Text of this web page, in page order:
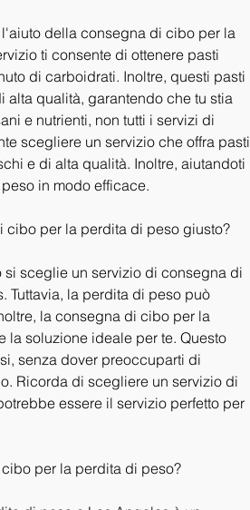
della consegna di cibo per la
ti consente di ottenere pasti
di carboidrati. Inoltre, questi pasti
qualità, garantendo che tu stia
e nutrienti, non tutti i servizi di
scegliere un servizio che offra pasti
e di alta qualità. Inoltre, aiutandoti
in modo efficace.
per la perdita di peso giusto?
sceglie un servizio di consegna di
Tuttavia, la perdita di peso può
la consegna di cibo per la
la soluzione ideale per te. Questo
senza dover preoccuparti di
Ricorda di scegliere un servizio di
essere il servizio perfetto per
per la perdita di peso?